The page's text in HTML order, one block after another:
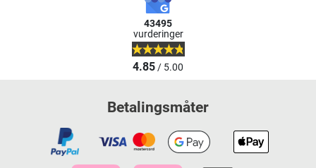
43495
vurderinger
4.85/ 5.00
Betalingsmåter